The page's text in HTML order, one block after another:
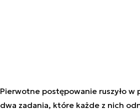
Pierwotne postępowanie ruszyło w
dwa zadania, które każde z nich